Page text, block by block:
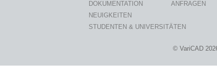
DOKUMENTATION
NEUIGKEITEN
STUDENTEN & UNIVERSITÄTEN
ANFRAGEN
© VariCAD